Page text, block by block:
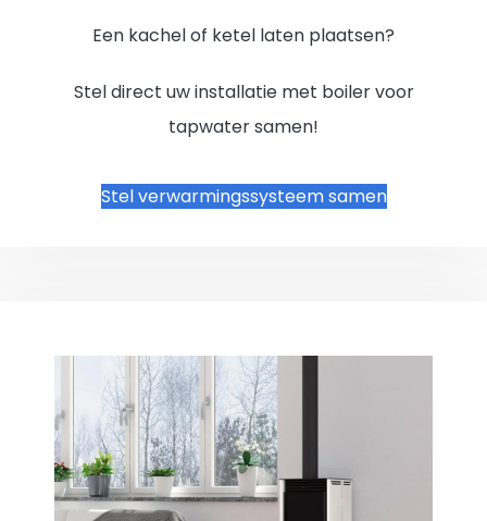
Een kachel of ketel laten plaatsen?
Stel direct uw installatie met boiler voor
tapwater samen!
Stel verwarmingssysteem samen